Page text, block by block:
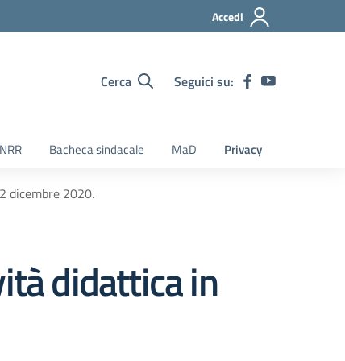
Accedi
Cerca Seguici su:
Bacheca sindacale MaD Privacy
dicembre 2020.
didattica in